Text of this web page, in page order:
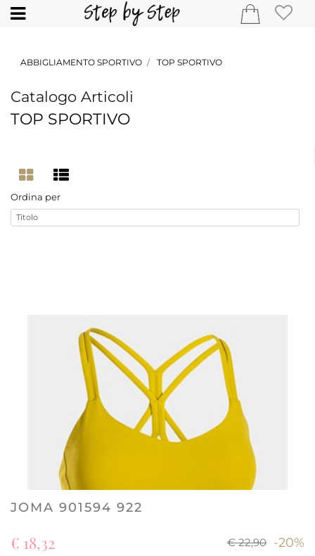
Open
ABBIGLIAMENTO SPORTIVO TOP SPORTIVO
Catalogo Articoli
TOP SPORTIVO
Ordina per
JOMA 901594 922
€ 22,90 -20%
€ 18,32